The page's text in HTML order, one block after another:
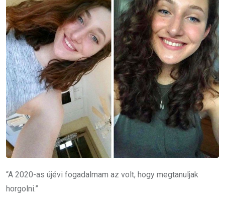
“A 2020-as újévi fogadalmam az volt, hogy megtanuljak
horgolni.”